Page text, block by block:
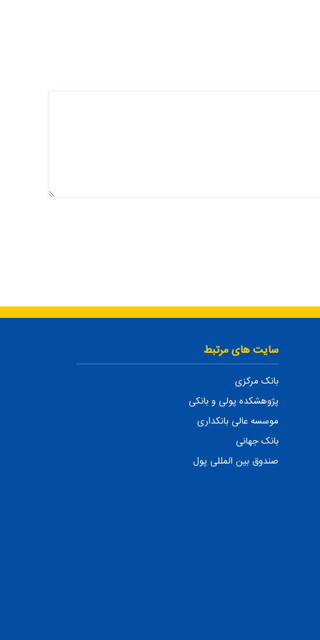
سایت های مرتبط
بانک مرکزی
پژوهشکده پولی و بانکی
موسسه عالی بانکداری
بانک جهانی
صندوق بین المللی پول